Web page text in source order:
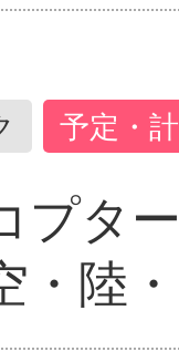
予定・
タ
・陸